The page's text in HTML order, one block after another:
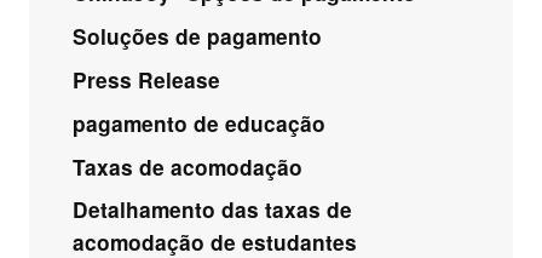
Soluções de pagamento
Press Release
pagamento de educação
Taxas de acomodação
Detalhamento das taxas de
acomodação de estudantes